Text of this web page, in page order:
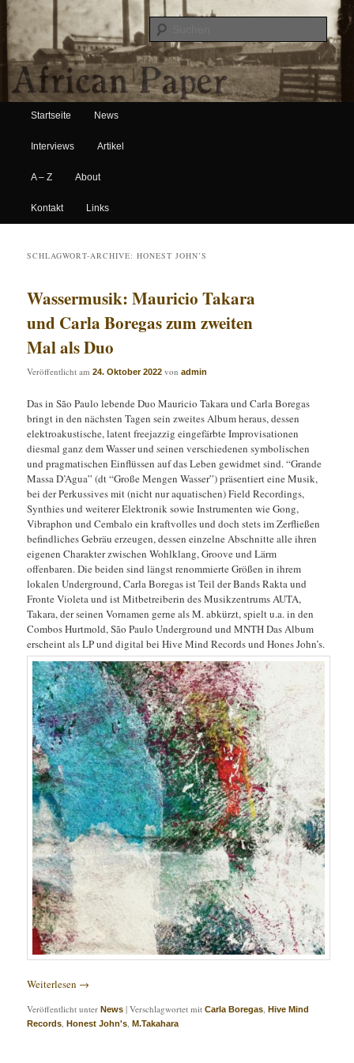
African Paper
Hauptmenü
Zum Inhalt wechseln
Zum sekundären Inhalt wechseln
Startseite News
Interviews Artikel
A – Z About
Kontakt Links
SCHLAGWORT-ARCHIVE:HONEST JOHN’S
Wassermusik: Mauricio Takara
und Carla Boregas zum zweiten
Mal als Duo
Veröffentlicht am24. Oktober 2022 vonadmin
Das in São Paulo lebende Duo Mauricio Takara und Carla Boregas
bringt in den nächsten Tagen sein zweites Album heraus, dessen
elektroakustische, latent freejazzig eingefärbte Improvisationen
diesmal ganz dem Wasser und seinen verschiedenen symbolischen
und pragmatischen Einflüssen auf das Leben gewidmet sind. “Grande
Massa D’Agua” (dt “Große Mengen Wasser”) präsentiert eine Musik,
bei der Perkussives mit (nicht nur aquatischen) Field Recordings,
Synthies und weiterer Elektronik sowie Instrumenten wie Gong,
Vibraphon und Cembalo ein kraftvolles und doch stets im Zerfließen
befindliches Gebräu erzeugen, dessen einzelne Abschnitte alle ihren
eigenen Charakter zwischen Wohlklang, Groove und Lärm
offenbaren. Die beiden sind längst renommierte Größen in ihrem
lokalen Underground, Carla Boregas ist Teil der Bands Rakta und
Fronte Violeta und ist Mitbetreiberin des Musikzentrums AUTA,
Takara, der seinen Vornamen gerne als M. abkürzt, spielt u.a. in den
Combos Hurtmold, São Paulo Underground und MNTH Das Album
erscheint als LP und digital bei Hive Mind Records und Hones John’s.
Weiterlesen →
Veröffentlicht unter News |Verschlagwortet mit Carla Boregas ,Hive Mind
Records ,Honest John's ,M.Takahara